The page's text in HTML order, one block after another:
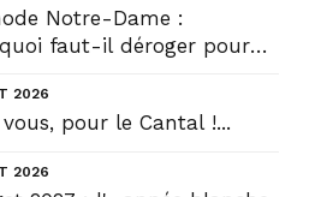
Notre-Dame :
faut-il déroger pour
2026
vous, pour le Cantal !...
2026